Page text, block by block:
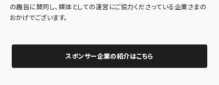
の趣旨に賛同し、媒体としての運営にご協力くださっている企業さまの
おかげでございます。
スポンサー企業の紹介はこちら